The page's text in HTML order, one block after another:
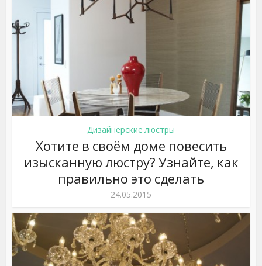
Дизайнерские люстры
Хотите в своём доме повесить
изысканную люстру? Узнайте, как
правильно это сделать
24.05.2015